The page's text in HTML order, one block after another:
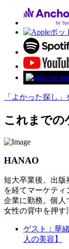
by
「よかった探し」
これまでの
HANAO
短大卒業後、出版
を経てマーケテ
企業に勤務。個人
女性の背中を押す
ゲスト：華
人の美容】